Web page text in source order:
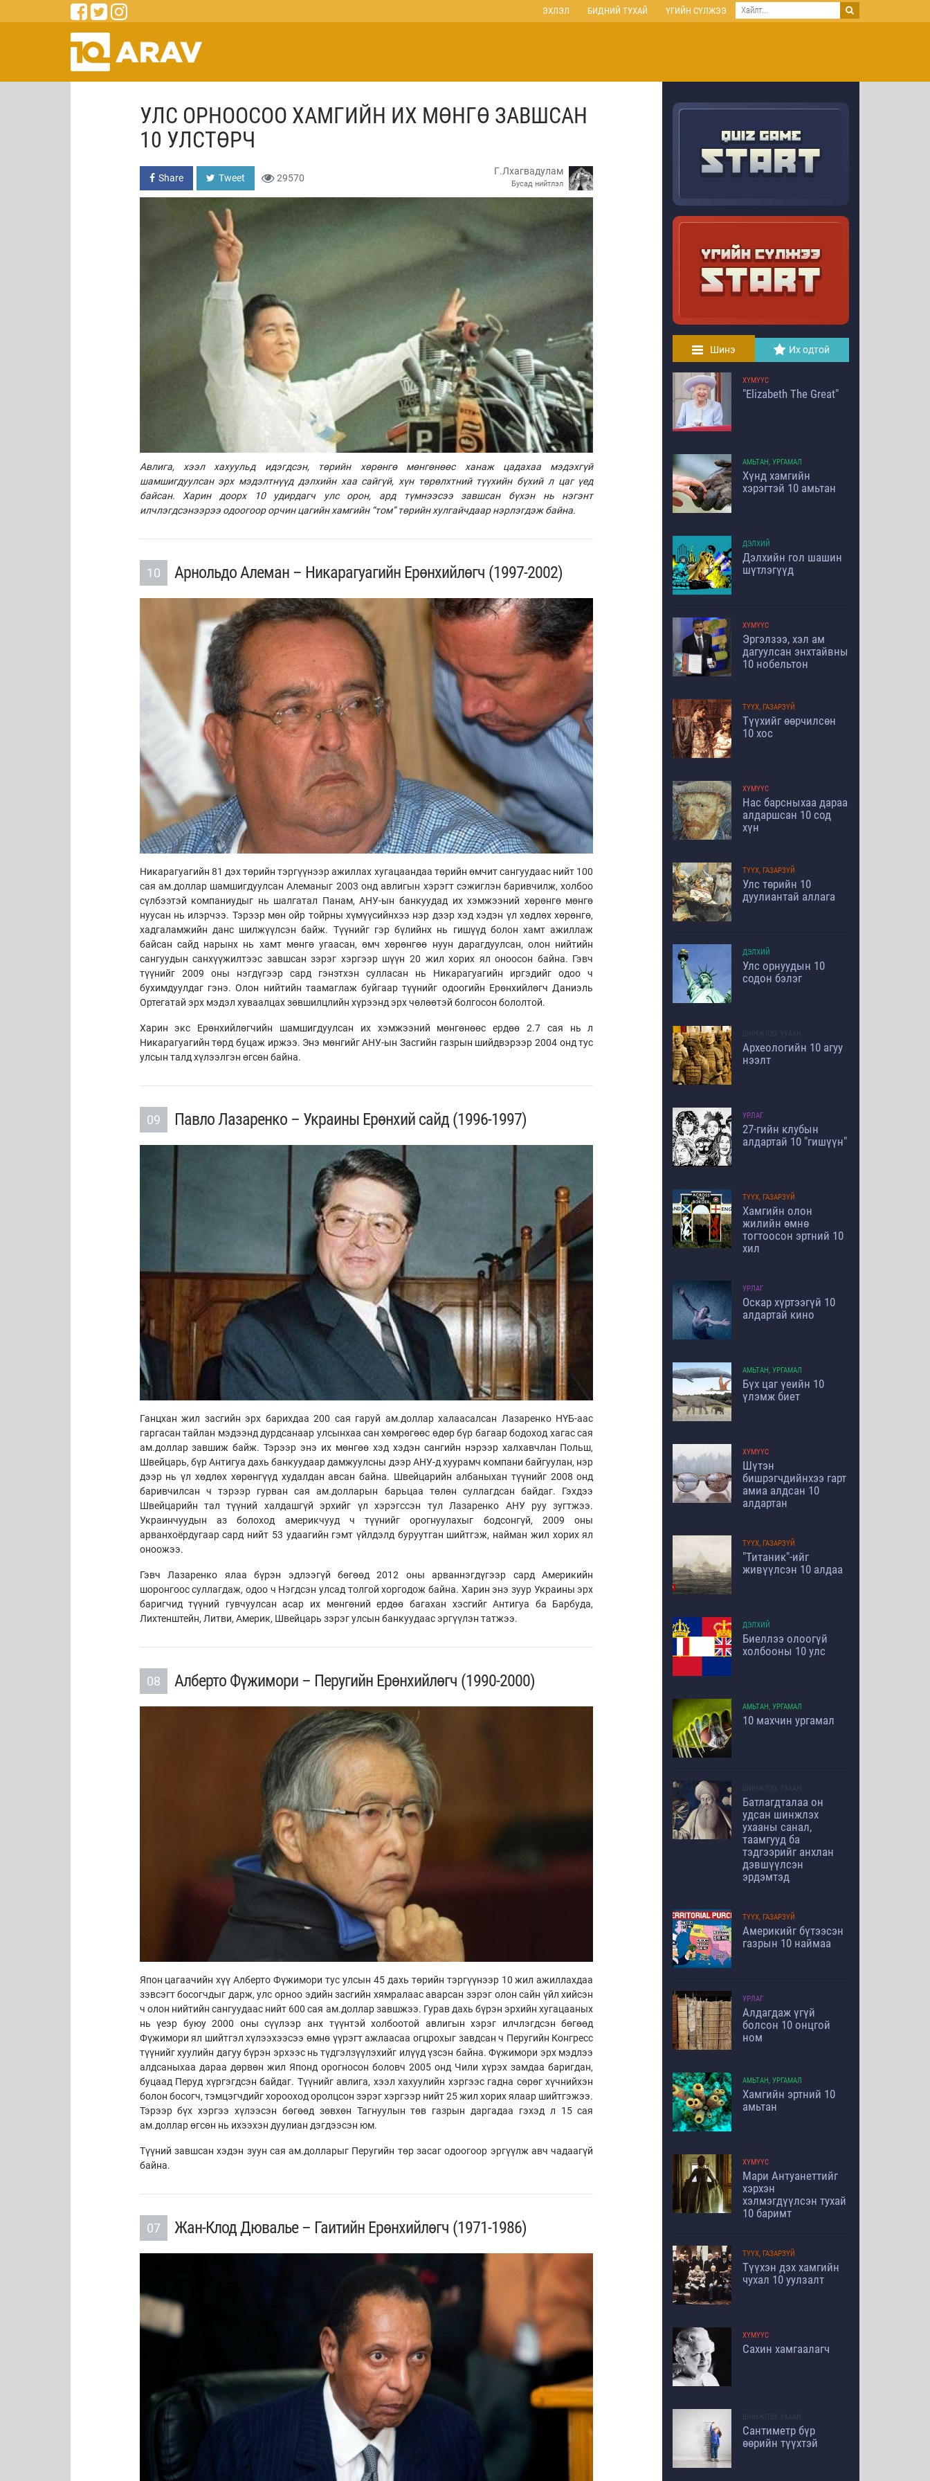
ЭХЛЭЛ БИДНИЙ ТУХАЙ ҮГИЙН СҮЛЖЭЭ
УЛС ОРНООСОО ХАМГИЙН ИХ МӨНГӨ ЗАВШСАН
10 УЛСТӨРЧ
Share Tweet 29570
Г.Лхагвадулам
Бусад нийтлэл
Авлига, хээл хахуульд идэгдсэн, төрийн хөрөнгө мөнгөнөөс ханаж цадахаа мэдэхгүй
шамшигдуулсан эрх мэдэлтнүүд дэлхийн хаа сайгүй, хүн төрөлхтний түүхийн бүхий л цаг үед
байсан. Харин доорх 10 удирдагч улс орон, ард түмнээсээ завшсан бүхэн нь нэгэнт
илчлэгдсэнээрээ одоогоор орчин цагийн хамгийн “том” төрийн хулгайчдаар нэрлэгдэж байна.
10 Арнольдо Алеман – Никарагуагийн Ерөнхийлөгч (1997-2002)
Никарагуагийн 81 дэх төрийн тэргүүнээр ажиллах хугацаандаа төрийн өмчит сангуудаас нийт 100
сая ам.доллар шамшигдуулсан Алеманыг 2003 онд авлигын хэрэгт сэжиглэн баривчилж, холбоо
сүлбээтэй компаниудыг нь шалгатал Панам, АНУ-ын банкуудад их хэмжээний хөрөнгө мөнгө
нуусан нь илэрчээ. Тэрээр мөн ойр тойрны хүмүүсийнхээ нэр дээр хэд хэдэн үл хөдлөх хөрөнгө,
хадгаламжийн данс шилжүүлсэн байж. Түүнийг гэр бүлийнх нь гишүүд болон хамт ажиллаж
байсан сайд нарынх нь хамт мөнгө угаасан, өмч хөрөнгөө нуун дарагдуулсан, олон нийтийн
сангуудын санхүүжилтээс завшсан зэрэг хэргээр шүүн 20 жил хорих ял оноосон байна. Гэвч
түүнийг 2009 оны нэгдүгээр сард гэнэтхэн сулласан нь Никарагуагийн иргэдийг одоо ч
бухимдуулдаг гэнэ. Олон нийтийн таамаглаж буйгаар түүнийг одоогийн Ерөнхийлөгч Даниэль
Ортегатай эрх мэдэл хуваалцах зөвшилцлийн хүрээнд эрх чөлөөтэй болгосон бололтой.
Харин экс Ерөнхийлөгчийн шамшигдуулсан их хэмжээний мөнгөнөөс ердөө 2.7 сая нь л
Никарагуагийн төрд буцаж иржээ. Энэ мөнгийг АНУ-ын Засгийн газрын шийдвэрээр 2004 онд тус
улсын талд хүлээлгэн өгсөн байна.
09 Павло Лазаренко – Украины Ерөнхий сайд (1996-1997)
Ганцхан жил засгийн эрх барихдаа 200 сая гаруй ам.доллар халаасалсан Лазаренко НҮБ-аас
гаргасан тайлан мэдээнд дурдсанаар улсынхаа сан хөмрөгөөс өдөр бүр багаар бодоход хагас сая
ам.доллар завшиж байж. Тэрээр энэ их мөнгөө хэд хэдэн сангийн нэрээр халхавчлан Польш,
Швейцарь, бүр Антигуа дахь банкуудаар дамжуулсны дээр АНУ-д хуурамч компани байгуулан, нэр
дээр нь үл хөдлөх хөрөнгүүд худалдан авсан байна. Швейцарийн албаныхан түүнийг 2008 онд
баривчилсан ч тэрээр гурван сая ам.долларын барьцаа төлөн суллагдсан байдаг. Гэхдээ
Швейцарийн тал түүний халдашгүй эрхийг үл хэрэгссэн тул Лазаренко АНУ руу зугтжээ.
Украинчуудын аз болоход америкчууд ч түүнийг орогнуулахыг бодсонгүй, 2009 оны
арванхоёрдугаар сард нийт 53 удаагийн гэмт үйлдэлд буруутган шийтгэж, найман жил хорих ял
оноожээ.
Гэвч Лазаренко ялаа бүрэн эдлээгүй бөгөөд 2012 оны арваннэгдүгээр сард Америкийн
шоронгоос суллагдаж, одоо ч Нэгдсэн улсад толгой хоргодож байна. Харин энэ зуур Украины эрх
баригчид түүний гувчуулсан асар их мөнгөний ердөө багахан хэсгийг Антигуа ба Барбуда,
Лихтенштейн, Литви, Америк, Швейцарь зэрэг улсын банкуудаас эргүүлэн татжээ.
08 Алберто Фүжимори – Перугийн Ерөнхийлөгч (1990-2000)
Япон цагаачийн хүү Алберто Фүжимори тус улсын 45 дахь төрийн тэргүүнээр 10 жил ажиллахдаа
зэвсэгт босогчдыг дарж, улс орноо эдийн засгийн хямралаас аварсан зэрэг олон сайн үйл хийсэн
ч олон нийтийн сангуудаас нийт 600 сая ам.доллар завшжээ. Гурав дахь бүрэн эрхийн хугацааных
нь үеэр буюу 2000 оны сүүлээр анх түүнтэй холбоотой авлигын хэрэг илчлэгдсэн бөгөөд
Фүжимори ял шийтгэл хүлээхээсээ өмнө үүрэгт ажлаасаа огцрохыг завдсан ч Перугийн Конгресс
түүнийг хуулийн дагуу бүрэн эрхээс нь түдгэлзүүлэхийг илүүд үзсэн байна. Фүжимори эрх мэдлээ
алдсаныхаа дараа дөрвөн жил Японд орогносон боловч 2005 онд Чили хүрэх замдаа баригдан,
буцаад Перуд хүргэгдсэн байдаг. Түүнийг авлига, хээл хахуулийн хэргээс гадна сөрөг хүчнийхэн
болон босогч, тэмцэгчдийг хорооход оролцсон зэрэг хэргээр нийт 25 жил хорих ялаар шийтгэжээ.
Тэрээр бүх хэргээ хүлээсэн бөгөөд зөвхөн Тагнуулын төв газрын даргадаа гэхэд л 15 сая
ам.доллар өгсөн нь ихээхэн дуулиан дэгдээсэн юм.
Түүний завшсан хэдэн зуун сая ам.долларыг Перугийн төр засаг одоогоор эргүүлж авч чадаагүй
байна.
07 Жан-Клод Дювалье – Гаитийн Ерөнхийлөгч (1971-1986)
Шинэ Их одтой
ХҮМҮҮС
"Elizabeth The Great"
АМЬТАН, УРГАМАЛ
Хүнд хамгийн
хэрэгтэй 10 амьтан
ДЭЛХИЙ
Дэлхийн гол шашин
шүтлэгүүд
ХҮМҮҮС
Эргэлзээ, хэл ам
дагуулсан энхтайвны
10 нобельтон
ТҮҮХ, ГАЗАРЗҮЙ
Түүхийг өөрчилсөн
10 хос
ХҮМҮҮС
Нас барсныхаа дараа
алдаршсан 10 сод
хүн
ТҮҮХ, ГАЗАРЗҮЙ
Улс төрийн 10
дуулиантай аллага
ДЭЛХИЙ
Улс орнуудын 10
содон бэлэг
ШИНЖЛЭХ УХААН
Археологийн 10 агуу
нээлт
УРЛАГ
27-гийн клубын
алдартай 10 "гишүүн"
ТҮҮХ, ГАЗАРЗҮЙ
Хамгийн олон
жилийн өмнө
тогтоосон эртний 10
хил
УРЛАГ
Оскар хүртээгүй 10
алдартай кино
АМЬТАН, УРГАМАЛ
Бүх цаг үеийн 10
үлэмж биет
ХҮМҮҮС
Шүтэн
бишрэгчдийнхээ гарт
амиа алдсан 10
алдартан
ТҮҮХ, ГАЗАРЗҮЙ
"Титаник"-ийг
живүүлсэн 10 алдаа
ДЭЛХИЙ
Биеллээ олоогүй
холбооны 10 улс
АМЬТАН, УРГАМАЛ
10 махчин ургамал
ШИНЖЛЭХ УХААН
Батлагдталаа он
удсан шинжлэх
ухааны санал,
таамгууд ба
тэдгээрийг анхлан
дэвшүүлсэн
эрдэмтэд
ТҮҮХ, ГАЗАРЗҮЙ
Америкийг бүтээсэн
газрын 10 наймаа
УРЛАГ
Алдагдаж үгүй
болсон 10 онцгой
ном
АМЬТАН, УРГАМАЛ
Хамгийн эртний 10
амьтан
ХҮМҮҮС
Мари Антуанеттийг
хэрхэн
хэлмэгдүүлсэн тухай
10 баримт
ТҮҮХ, ГАЗАРЗҮЙ
Түүхэн дэх хамгийн
чухал 10 уулзалт
ХҮМҮҮС
Сахин хамгаалагч
ШИНЖЛЭХ УХААН
Сантиметр бүр
өөрийн түүхтэй